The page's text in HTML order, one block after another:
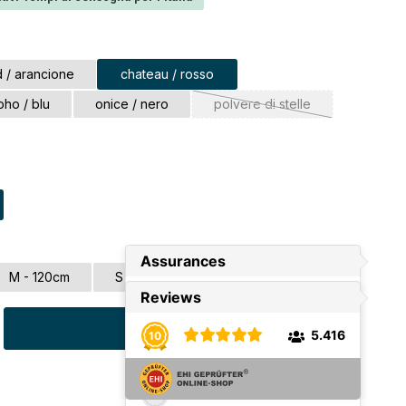
/ arancione
chateau / rosso
/ blu onice / nero polvere di stelle
(Questa opzione non è al
disponibile.)
M - 120cm S - 80cm
inserisci la quantità desiderata
Nel carrello